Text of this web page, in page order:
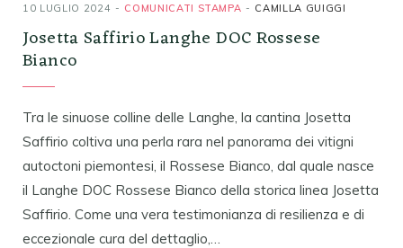
10 LUGLIO 2024 COMUNICATI STAMPA CAMILLA GUIGGI
Josetta Saffirio Langhe DOC Rossese
Bianco
Tra le sinuose colline delle Langhe, la cantina Josetta
Saffirio coltiva una perla rara nel panorama dei vitigni
autoctoni piemontesi, il Rossese Bianco, dal quale nasce
il Langhe DOC Rossese Bianco della storica linea Josetta
Saffirio. Come una vera testimonianza di resilienza e di
eccezionale cura del dettaglio,…